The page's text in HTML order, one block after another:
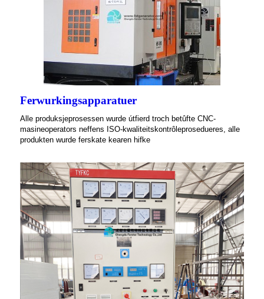
Ferwurkingsapparatuer
Alle produksjeprosessen wurde útfierd troch betûfte CNC-
masineoperators neffens ISO-kwaliteitskontrôleprosedueres, alle
produkten wurde ferskate kearen hifke